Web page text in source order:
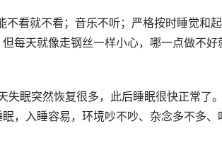
看就不看；音乐不听；严格按时睡觉和起
每天就像走钢丝一样小心，哪一点做不好
眠突然恢复很多，此后睡眠很快正常了。
，入睡容易，环境吵不吵、杂念多不多、